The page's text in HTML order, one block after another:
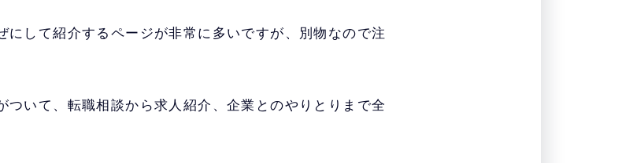
にして紹介するページが非常に多いですが、別物なので注
ついて、転職相談から求人紹介、企業とのやりとりまで全